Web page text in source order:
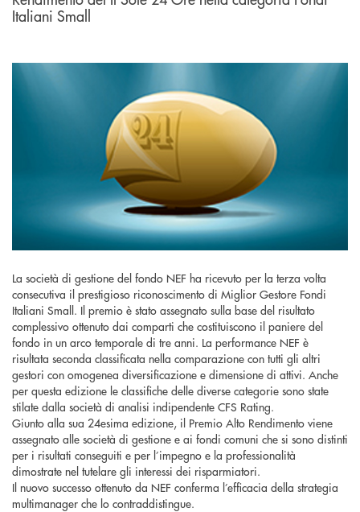
Italiani Small
La società di gestione del fondo NEF ha ricevuto per la terza volta
consecutiva il prestigioso riconoscimento di Miglior Gestore Fondi
Italiani Small. Il premio è stato assegnato sulla base del risultato
complessivo ottenuto dai comparti che costituiscono il paniere del
fondo in un arco temporale di tre anni. La performance NEF è
risultata seconda classificata nella comparazione con tutti gli altri
gestori con omogenea diversificazione e dimensione di attivi. Anche
per questa edizione le classifiche delle diverse categorie sono state
stilate dalla società di analisi indipendente CFS Rating.
Giunto alla sua 24esima edizione, il Premio Alto Rendimento viene
assegnato alle società di gestione e ai fondi comuni che si sono distinti
per i risultati conseguiti e per l’impegno e la professionalità
dimostrate nel tutelare gli interessi dei risparmiatori.
Il nuovo successo ottenuto da NEF conferma l’efficacia della strategia
multimanager che lo contraddistingue.